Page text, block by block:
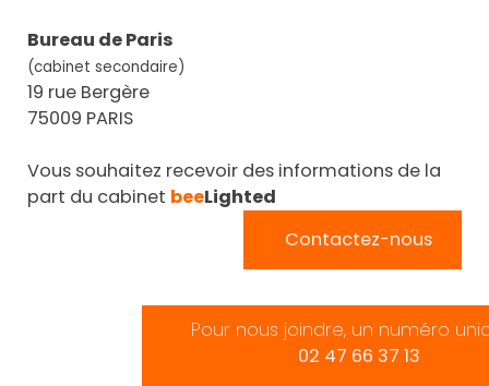
Bureau de Paris
(cabinet secondaire)
19 rue Bergère
75009 PARIS
Vous souhaitez recevoir des informations de la
part du cabinet beeLighted
Contactez-nous
Pour nous joindre, un numéro
02 47 66 37 13